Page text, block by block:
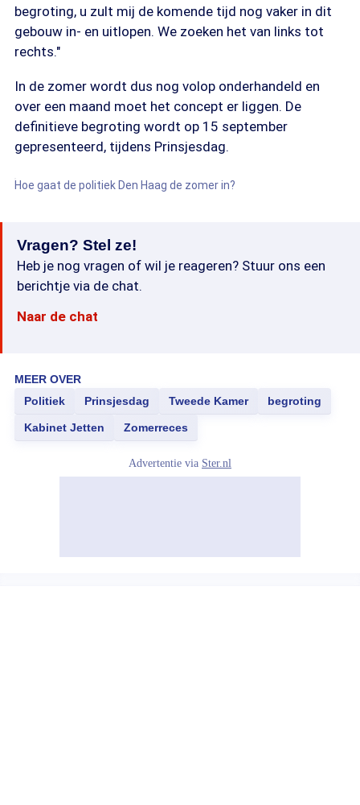
begroting, u zult mij de komende tijd nog vaker in dit
gebouw in- en uitlopen. We zoeken het van links tot
rechts."
In de zomer wordt dus nog volop onderhandeld en
over een maand moet het concept er liggen. De
definitieve begroting wordt op 15 september
gepresenteerd, tijdens Prinsjesdag.
Hoe gaat de politiek Den Haag de zomer in?
Vragen? Stel ze!
Heb je nog vragen of wil je reageren? Stuur ons een
berichtje via de chat.
Naar de chat
MEER OVER
Politiek
Prinsjesdag Tweede Kamer begroting
Kabinet Jetten Zomerreces
Advertentie via Ster.nl